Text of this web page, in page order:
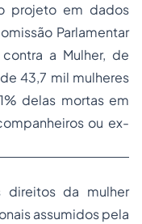
projeto em dados
Parlamentar
a Mulher, de
43,7 mil mulheres
delas mortas em
ou ex-
direitos da mulher
assumidos pela